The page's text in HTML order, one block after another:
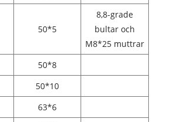
50*5
8,8-grade
bultar och
M8*25 muttrar
50*8
50*10
63*6